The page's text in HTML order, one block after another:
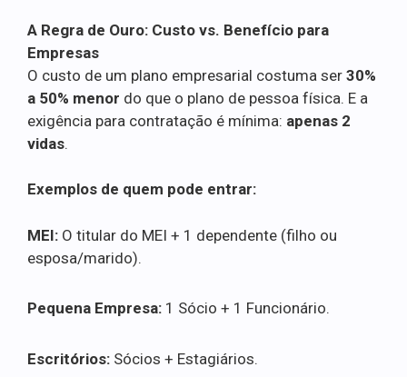
A Regra de Ouro: Custo vs. Benefício para
Empresas
O custo de um plano empresarial costuma ser 30%
a 50% menor do que o plano de pessoa física. E a
exigência para contratação é mínima: apenas 2
vidas.
Exemplos de quem pode entrar:
MEI: O titular do MEI + 1 dependente (filho ou
esposa/marido).
Pequena Empresa: 1 Sócio + 1 Funcionário.
Escritórios: Sócios + Estagiários.